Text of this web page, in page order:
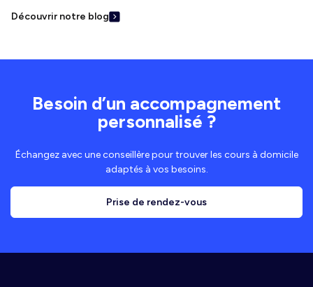
Découvrir notre blog
Besoin d’un accompagnement
personnalisé ?
Échangez avec une conseillère pour trouver les cours à domicile
adaptés à vos besoins.
Prise de rendez-vous